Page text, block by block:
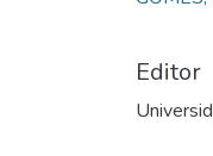
Editor